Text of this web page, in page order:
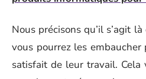
Nous précisons qu’il s’agit
vous pourrez les
satisfait de leur travail.